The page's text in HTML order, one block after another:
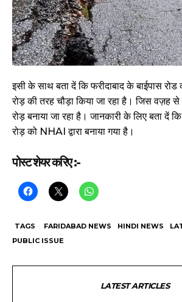
इसी के साथ बता दें कि फरीदाबाद के बाईपास
रोड़ की तरह चौड़ा किया जा रहा है। जिस वज़ह
रोड़ बनाया जा रहा है। जानकारी के लिए बता दें
रोड़ को NHAI द्वारा बनाया गया है।
पोस्ट शेयर करिए :-
TAGS FARIDABAD NEWS HINDI NEWS
PUBLIC ISSUE
LATEST ARTICLES